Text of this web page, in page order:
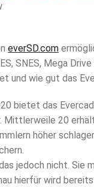
everSD.com
SNES, Mega
und wie gut das
bietet das
Mittlerweile 20
höher
jedoch nicht. Sie
hierfür wird